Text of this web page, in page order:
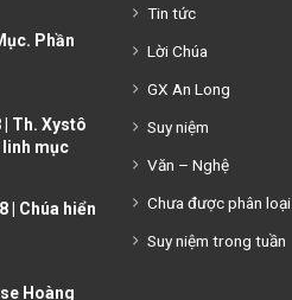
Phần
| Th. Xystô
linh mục
| Chúa hiển
Hoàng
Tin tức
Lời Chúa
GX An Long
Suy niệm
Văn – Nghệ
Chưa được phân loại
Suy niệm trong tuần